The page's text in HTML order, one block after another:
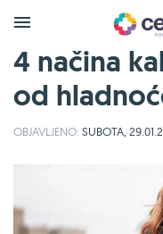
4 načina
od
OBJAVLJENO: SUBOTA,